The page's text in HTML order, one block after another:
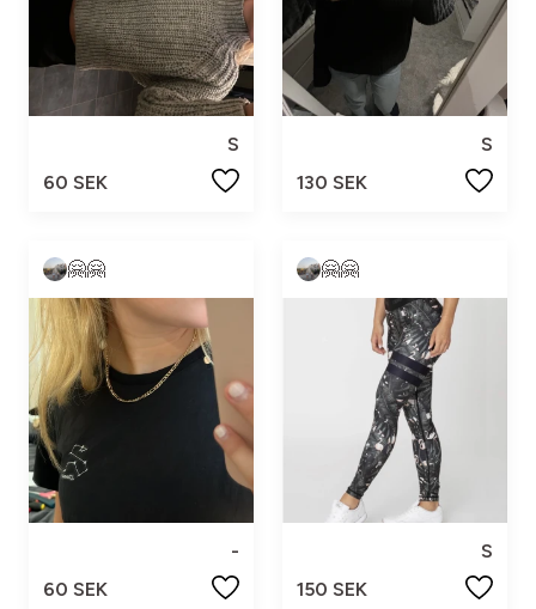
S
60 SEK
S
130 SEK
🤗🤗
-
60 SEK
🤗🤗
S
150 SEK